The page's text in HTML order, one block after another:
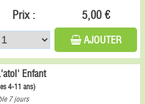
Prix : 5,00 €
AJOUTER
Enfant
4-11 ans)
7 jours